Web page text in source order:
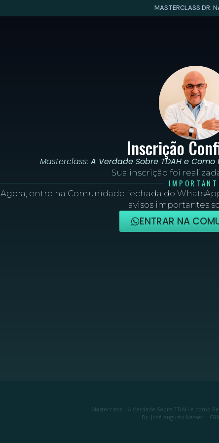
MASTERCLASS DR.
Inscrição
Masterclass: A Verdade Sobre TDAH e
Sua inscrição foi
Agora, entre na Comunidade fechada do
avisos importantes
ENTRAR NA
Masterclass – A Verdade Sobre TDAH e como
Dr. José Augusto Nasser –